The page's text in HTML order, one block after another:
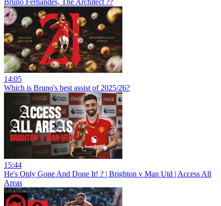
14:05
Which is Bruno's best assist of 2025/26?
15:44
He's Only Gone And Done It! ? | Brighton v Man Utd | Access All
Areas